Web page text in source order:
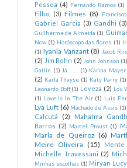
Pessoa (4) Fernando Ramos (1)
Filho (3) Filmes (8)
Gabriel Garcia (3) Gandhi (3)
Guilherme de Almeida (1)
Now (1) Horóscopo das flores (1)
(1) Iyanla Vanzant (8) Jacob Riis
(2) Jim Rohn (2) John Johnson (1)
Gatlin (1) Já ....... (1) Karina Mayer
(2) Karla Thayse (1) Katy Parry (1)
Leonardo Boff (1) Leveza (2) Lou
(1)
Love Is In The Air (1) Luis
Lya Luft (6) Machado de Assis (1)
Calcutá
(2) Mahatma
Barros (2) Marcel Proust (1)
Marla de Queiroz (6)
Meire Oliveira (15) Mente
Michelle Travessani (2)
Minhas escolhas (1) Miryan Lucy